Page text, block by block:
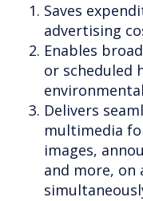
Saves
advertising
Enables
or scheduled
Delivers
multimedia
images,
and more, on